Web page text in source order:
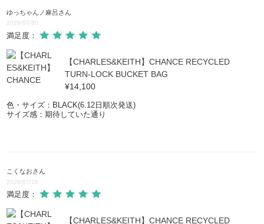
ゆっちゃんノ麻呂さん
2026/07/30
満足度：
【CHARLES&KEITH】CHANCE RECYCLED
TURN-LOCK BUCKET BAG
¥14,100
色・サイズ：BLACK(6.12日順次発送)
サイズ感：期待していた通り
こくなおさん
2026/07/18
満足度：
【CHARLES&KEITH】CHANCE RECYCLED